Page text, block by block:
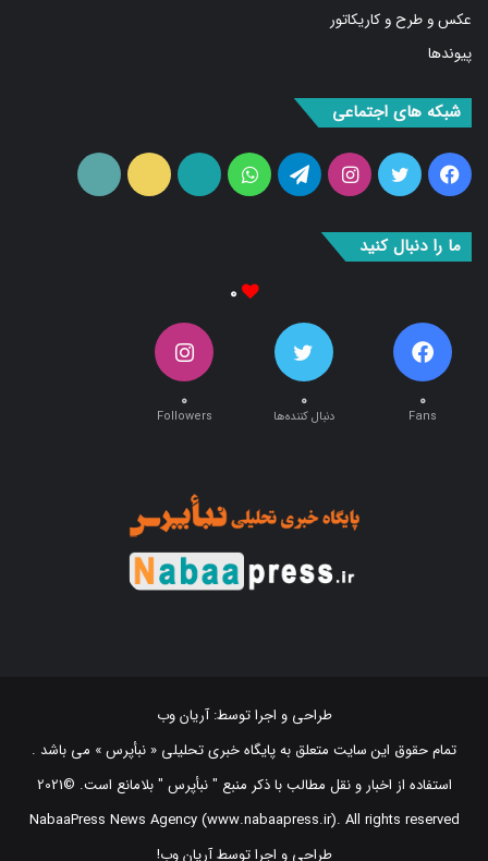
عکس و طرح و کاریکاتور
پیوندها
شبکه های اجتماعی
فیس
توییتر اینستاگرامتلگرام واتس
آپارات ایتا
ما را دنبال کنید
۰
۰
Fans
۰
دنبال کننده‌ها
۰
Followers
طراحی و اجرا توسط:آریان وب
تمام حقوق این سایت متعلق به پایگاه خبری تحلیلی « نبأپرس » می باشد .
استفاده از اخبار و نقل مطالب با ذکر منبع "‌ نبأپرس " بلامانع است. ©2021
NabaaPress News Agency (www.nabaapress.ir). All rights reserved
طراحی و اجرا توسط آریان وب!